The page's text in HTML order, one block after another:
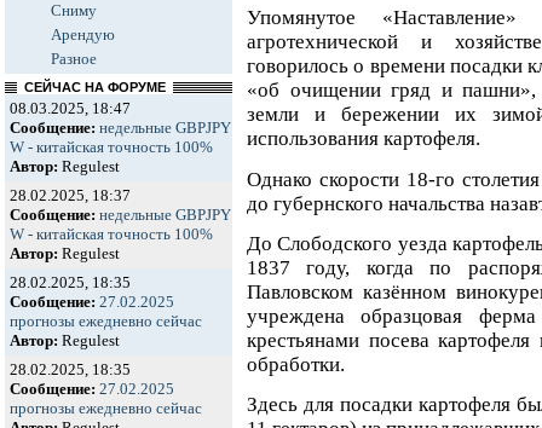
Сниму
Арендую
Разное
СЕЙЧАС НА ФОРУМЕ
08.03.2025, 18:47
Сообщение: недельные GBPJPY
W - китайская точность 100%
Автор: Regulest
28.02.2025, 18:37
Сообщение: недельные GBPJPY
W - китайская точность 100%
Автор: Regulest
28.02.2025, 18:35
Сообщение: 27.02.2025
прогнозы ежедневно сейчас
Автор: Regulest
28.02.2025, 18:35
Сообщение: 27.02.2025
прогнозы ежедневно сейчас
Упомянутое
агротехнической и
говорилось о времени посадки
«об очищении гряд и
земли и бережении их
использования картофеля.
Однако скорости 18-го
до губернского начальства
До Слободского уезда
1837 году, когда по
Павловском казённом
учреждена образцовая
крестьянами посева
обработки.
Здесь для посадки картофеля